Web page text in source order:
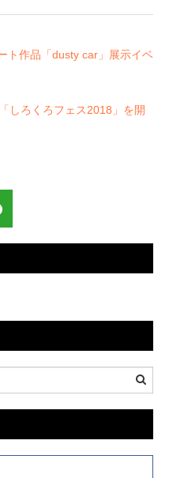
ト作品「dusty car」展示イベ
しろくろフェス2018」を開